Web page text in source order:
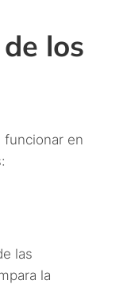
los
funcionar en
las
la